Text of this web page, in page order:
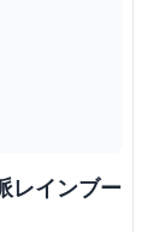
レインブー